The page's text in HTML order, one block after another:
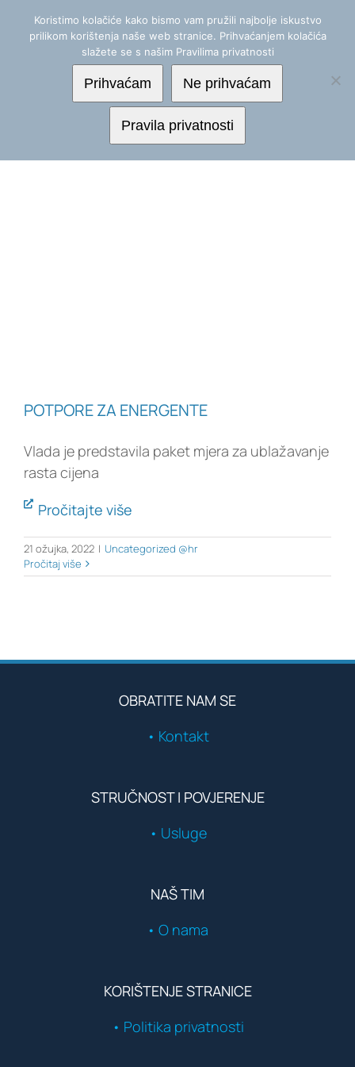
+(385) 1 488 2555 | info@mereor.hr
POTPORE ZA ENERGENTE
Vlada je predstavila paket mjera za ublažavanje
rasta cijena
Pročitajte više
21 ožujka, 2022 | Uncategorized @hr
Pročitaj više
OBRATITE NAM SE
• Kontakt
STRUČNOST I POVJERENJE
• Usluge
NAŠ TIM
• O nama
KORIŠTENJE STRANICE
• Politika privatnosti
Koristimo kolačiće kako bismo vam pružili najbolje iskustvo
prilikom korištenja naše web stranice. Prihvaćanjem kolačića
slažete se s našim Pravilima privatnosti
Prihvaćam Ne prihvaćam
Pravila privatnosti